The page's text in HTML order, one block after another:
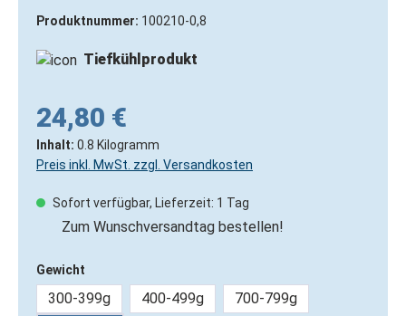
Produktnummer: 100210-0,8
Tiefkühlprodukt
24,80 €
Inhalt: 0.8 Kilogramm
Preis inkl. MwSt. zzgl. Versandkosten
Sofort verfügbar, Lieferzeit: 1 Tag
Zum Wunschversandtag bestellen!
Gewicht
300-399g 400-499g
700-799g